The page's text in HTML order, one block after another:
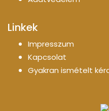
Linkek
Impresszum
Kapcsolat
Gyakran ismételt